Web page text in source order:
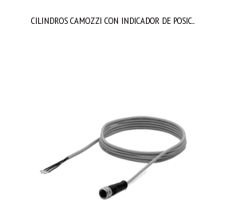
CILINDROS CAMOZZI CON INDICADOR DE POSIC...